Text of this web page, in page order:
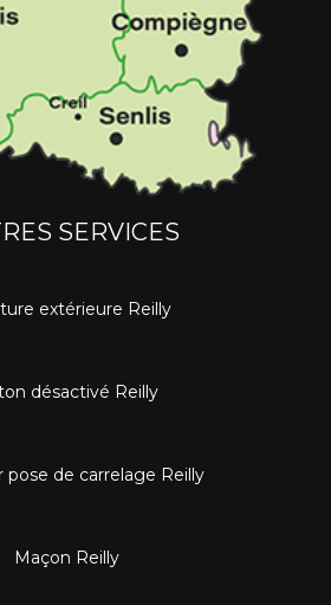
SERVICES
extérieure Reilly
désactivé Reilly
pose de carrelage Reilly
Maçon Reilly